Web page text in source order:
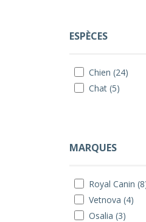
ESPÈCES
Chien (24)
Chat (5)
MARQUES
Royal Canin
Vetnova (4)
Osalia (3)